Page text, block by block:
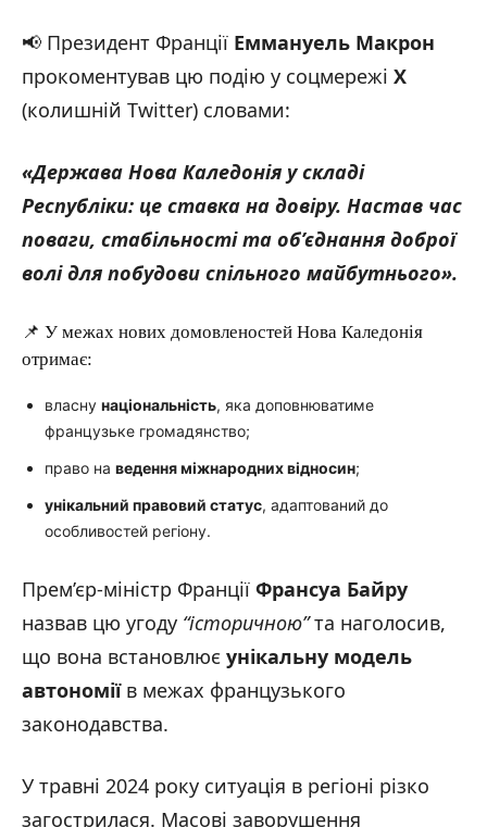
📢 Президент Франції Еммануель Макрон
прокоментував цю подію у соцмережі Х
(колишній Twitter) словами:
«Держава Нова Каледонія у складі
Республіки: це ставка на довіру. Настав час
поваги, стабільності та об’єднання доброї
волі для побудови спільного майбутнього».
📌 У межах нових домовленостей Нова Каледонія
отримає:
власну національність, яка доповнюватиме
французьке громадянство;
право на ведення міжнародних відносин;
унікальний правовий статус, адаптований до
особливостей регіону.
Прем’єр-міністр Франції Франсуа Байру
назвав цю угоду “історичною”та наголосив,
що вона встановлює унікальну модель
автономіїв межах французького
законодавства.
У травні 2024 року ситуація в регіоні різко
загострилася. Масові заворушення